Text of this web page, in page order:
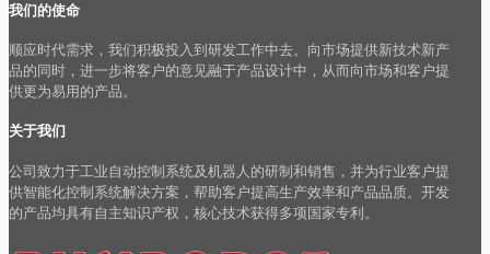
我们的使命
顺应时代需求，我们积极投入到研发工作中去。向市场提供新技术新产
品的同时，进一步将客户的意见融于产品设计中，从而向市场和客户提
供更为易用的产品。
关于我们
公司致力于工业自动控制系统及机器人的研制和销售，并为行业客户提
供智能化控制系统解决方案，帮助客户提高生产效率和产品品质。开发
的产品均具有自主知识产权，核心技术获得多项国家专利。